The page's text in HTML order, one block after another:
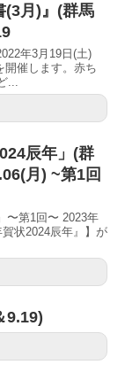
(3月)』(群馬
年3月19日(土)
開催します。赤ち
...
辰年」(群
月) ~第1回
〜第1回〜 2023年
状2024辰年』】が
9.19)